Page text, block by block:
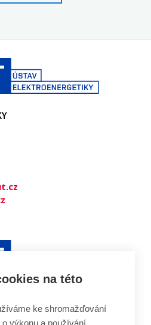
na této
ke shromažďování
výkonu a používání